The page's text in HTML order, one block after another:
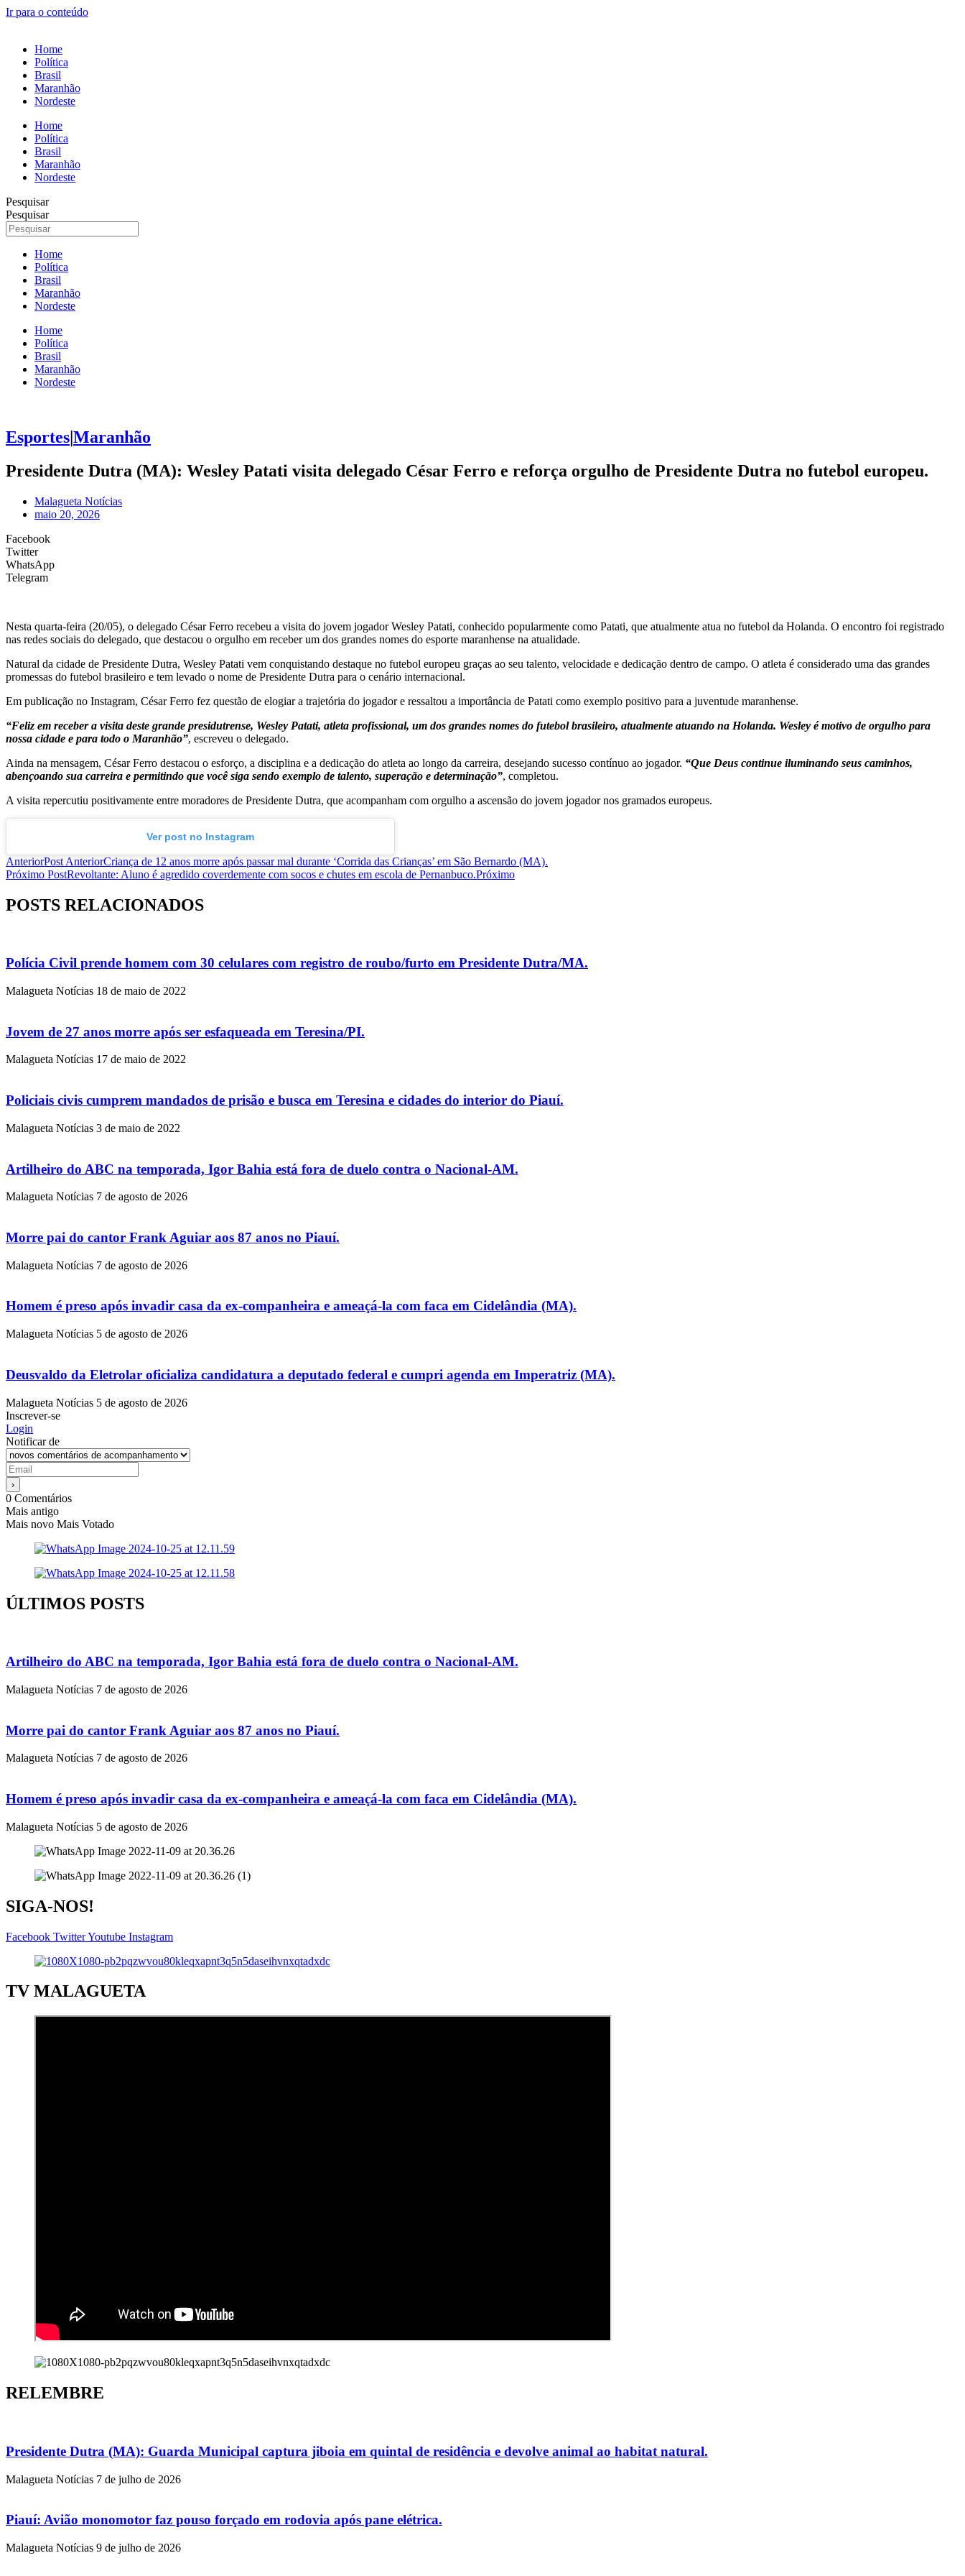
Ir para o conteúdo
Home
Política
Brasil
Maranhão
Nordeste
Home
Política
Brasil
Maranhão
Nordeste
Pesquisar
Pesquisar
Home
Política
Brasil
Maranhão
Nordeste
Home
Política
Brasil
Maranhão
Nordeste
Esportes|Maranhão
Presidente Dutra (MA): Wesley Patati visita delegado César Ferro e reforça orgulho de Presidente Dutra no futebol europeu.
Malagueta Notícias
maio 20, 2026
Facebook
Twitter
WhatsApp
Telegram
Nesta quarta-feira (20/05), o delegado César Ferro recebeu a visita do jovem jogador Wesley Patati, conhecido popularmente como Patati, que atualmente atua no futebol da Holanda. O encontro foi registrado
nas redes sociais do delegado, que destacou o orgulho em receber um dos grandes nomes do esporte maranhense na atualidade.
Natural da cidade de Presidente Dutra, Wesley Patati vem conquistando destaque no futebol europeu graças ao seu talento, velocidade e dedicação dentro de campo. O atleta é considerado uma das grandes
promessas do futebol brasileiro e tem levado o nome de Presidente Dutra para o cenário internacional.
Em publicação no Instagram, César Ferro fez questão de elogiar a trajetória do jogador e ressaltou a importância de Patati como exemplo positivo para a juventude maranhense.
“Feliz em receber a visita deste grande presidutrense, Wesley Patati, atleta profissional, um dos grandes nomes do futebol brasileiro, atualmente atuando na Holanda. Wesley é motivo de orgulho para
nossa cidade e para todo o Maranhão”, escreveu o delegado.
Ainda na mensagem, César Ferro destacou o esforço, a disciplina e a dedicação do atleta ao longo da carreira, desejando sucesso contínuo ao jogador. “Que Deus continue iluminando seus caminhos,
abençoando sua carreira e permitindo que você siga sendo exemplo de talento, superação e determinação”, completou.
A visita repercutiu positivamente entre moradores de Presidente Dutra, que acompanham com orgulho a ascensão do jovem jogador nos gramados europeus.
Ver post no Instagram
AnteriorPost AnteriorCriança de 12 anos morre após passar mal durante ‘Corrida das Crianças’ em São Bernardo (MA).
Próximo PostRevoltante: Aluno é agredido coverdemente com socos e chutes em escola de Pernanbuco.Próximo
POSTS RELACIONADOS
Polícia Civil prende homem com 30 celulares com registro de roubo/furto em Presidente Dutra/MA.
Malagueta Notícias 18 de maio de 2022
Jovem de 27 anos morre após ser esfaqueada em Teresina/PI.
Malagueta Notícias 17 de maio de 2022
Policiais civis cumprem mandados de prisão e busca em Teresina e cidades do interior do Piauí.
Malagueta Notícias 3 de maio de 2022
Artilheiro do ABC na temporada, Igor Bahia está fora de duelo contra o Nacional-AM.
Malagueta Notícias 7 de agosto de 2026
Morre pai do cantor Frank Aguiar aos 87 anos no Piauí.
Malagueta Notícias 7 de agosto de 2026
Homem é preso após invadir casa da ex-companheira e ameaçá-la com faca em Cidelândia (MA).
Malagueta Notícias 5 de agosto de 2026
Deusvaldo da Eletrolar oficializa candidatura a deputado federal e cumpri agenda em Imperatriz (MA).
Malagueta Notícias 5 de agosto de 2026
Inscrever-se
Login
Notificar de
0 Comentários
Mais antigo
Mais novo Mais Votado
ÚLTIMOS POSTS
Artilheiro do ABC na temporada, Igor Bahia está fora de duelo contra o Nacional-AM.
Malagueta Notícias 7 de agosto de 2026
Morre pai do cantor Frank Aguiar aos 87 anos no Piauí.
Malagueta Notícias 7 de agosto de 2026
Homem é preso após invadir casa da ex-companheira e ameaçá-la com faca em Cidelândia (MA).
Malagueta Notícias 5 de agosto de 2026
SIGA-NOS!
Facebook TwitterYoutube Instagram
TV MALAGUETA
RELEMBRE
Presidente Dutra (MA): Guarda Municipal captura jiboia em quintal de residência e devolve animal ao habitat natural.
Malagueta Notícias 7 de julho de 2026
Piauí: Avião monomotor faz pouso forçado em rodovia após pane elétrica.
Malagueta Notícias 9 de julho de 2026